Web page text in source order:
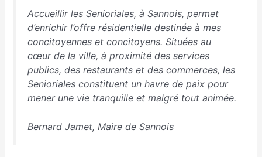
Accueillir les Senioriales, à Sannois, permet
d’enrichir l’offre résidentielle destinée à mes
concitoyennes et concitoyens. Situées au
cœur de la ville, à proximité des services
publics, des restaurants et des commerces, les
Senioriales constituent un havre de paix pour
mener une vie tranquille et malgré tout animée.
Bernard Jamet, Maire de Sannois